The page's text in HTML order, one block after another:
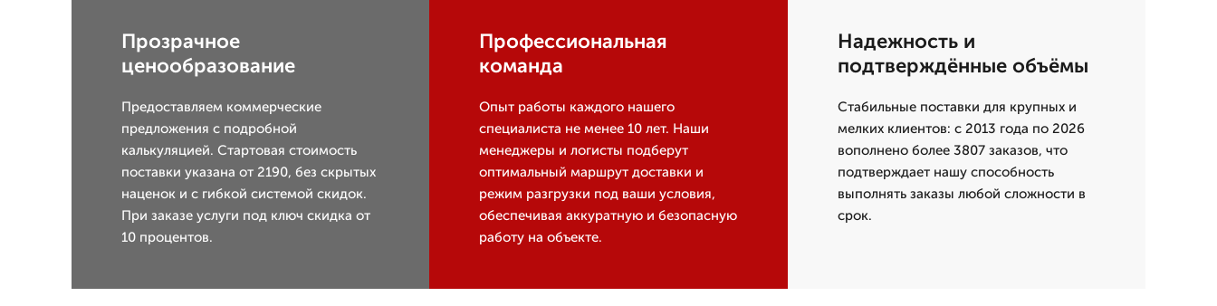
Прозрачное
ценообразование
Предоставляем коммерческие
предложения с подробной
калькуляцией. Стартовая стоимость
поставки указана от 2190, без скрытых
наценок и с гибкой системой скидок.
При заказе услуги под ключ скидка от
10 процентов.
Профессиональная
команда
Опыт работы каждого нашего
специалиста не менее 10 лет. Наши
менеджеры и логисты подберут
оптимальный маршрут доставки и
режим разгрузки под ваши условия,
обеспечивая аккуратную и безопасную
работу на объекте.
Надежность и
подтверждённые объёмы
Стабильные поставки для крупных и
мелких клиентов: с 2013 года по 2026
вополнено более 3807 заказов, что
подтверждает нашу способность
выполнять заказы любой сложности в
срок.